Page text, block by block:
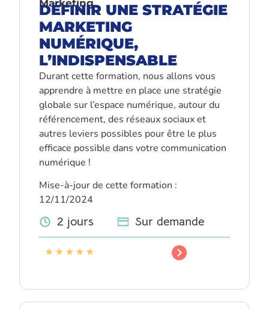
Marketing
DÉFINIR UNE STRATÉGIE
MARKETING
NUMÉRIQUE,
L’INDISPENSABLE
Durant cette formation, nous allons vous
apprendre à mettre en place une stratégie
globale sur l’espace numérique, autour du
référencement, des réseaux sociaux et
autres leviers possibles pour être le plus
efficace possible dans votre communication
numérique !
Mise-à-jour de cette formation :
12/11/2024
2 jours Sur demande
★ ★ ★ ★ ★